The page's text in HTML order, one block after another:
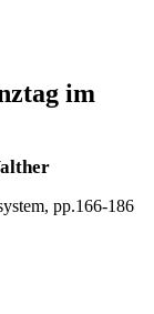
im
pp.166-186